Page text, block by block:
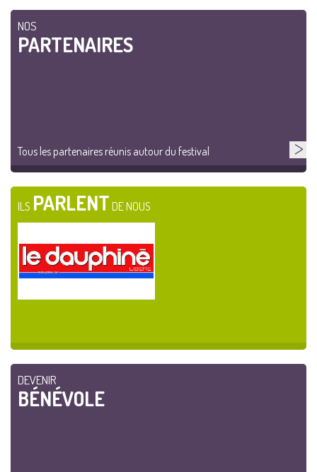
NOS
PARTENAIRES
Tous les partenaires réunis autour du festival
ILS PARLENT DE NOUS
DEVENIR
BÉNÉVOLE